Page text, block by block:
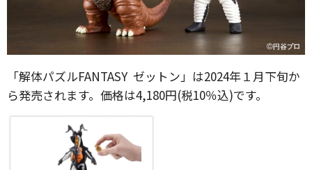
「解体パズルFANTASY ゼットン」は2024年１月下旬か
ら発売されます。価格は4,180円(税10％込)です。